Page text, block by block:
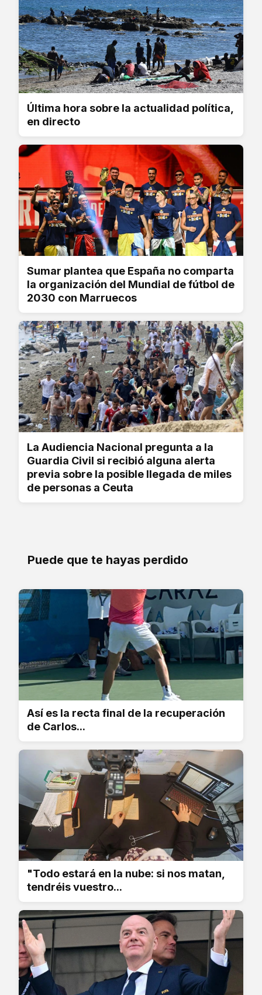
Última hora sobre la actualidad política,
en directo
Sumar plantea que España no comparta
la organización del Mundial de fútbol de
2030 con Marruecos
La Audiencia Nacional pregunta a la
Guardia Civil si recibió alguna alerta
previa sobre la posible llegada de miles
de personas a Ceuta
Puede que te hayas perdido
Así es la recta final de la recuperación
de Carlos...
"Todo estará en la nube: si nos matan,
tendréis vuestro...